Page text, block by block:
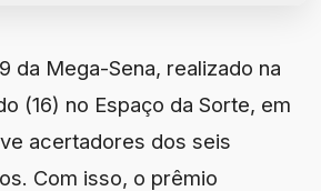
da Mega-Sena, realizado na
(16) no Espaço da Sorte, em
acertadores dos seis
Com isso, o prêmio